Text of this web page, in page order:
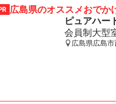
広島県のオススメおでか
ピュアハー
会員制大型
広島県広島